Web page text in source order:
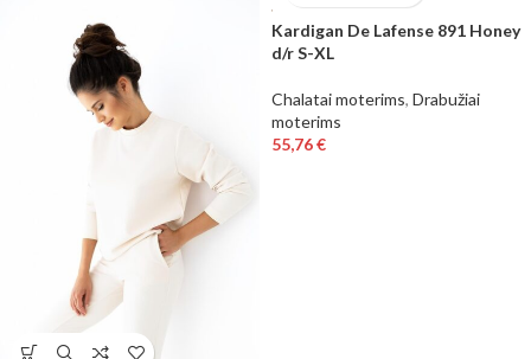
Kardigan De Lafense 891 Honey
d/r S-XL
Chalatai moterims, Drabužiai
moterims
55,76€